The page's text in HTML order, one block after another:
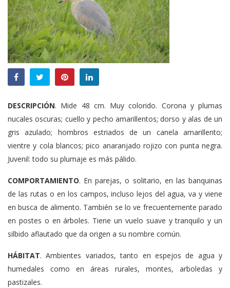
DESCRIPCIÓN. Mide 48 cm. Muy colorido. Corona y plumas
nucales oscuras; cuello y pecho amarillentos; dorso y alas de un
gris azulado; hombros estriados de un canela amarillento;
vientre y cola blancos; pico anaranjado rojizo con punta negra.
Juvenil: todo su plumaje es más pálido.
COMPORTAMIENTO. En parejas, o solitario, en las banquinas
de las rutas o en los campos, incluso lejos del agua, va y viene
en busca de alimento. También se lo ve frecuentemente parado
en postes o en árboles. Tiene un vuelo suave y tranquilo y un
silbido aflautado que da origen a su nombre común.
HÁBITAT. Ambientes variados, tanto en espejos de agua y
humedales como en áreas rurales, montes, arboledas y
pastizales.